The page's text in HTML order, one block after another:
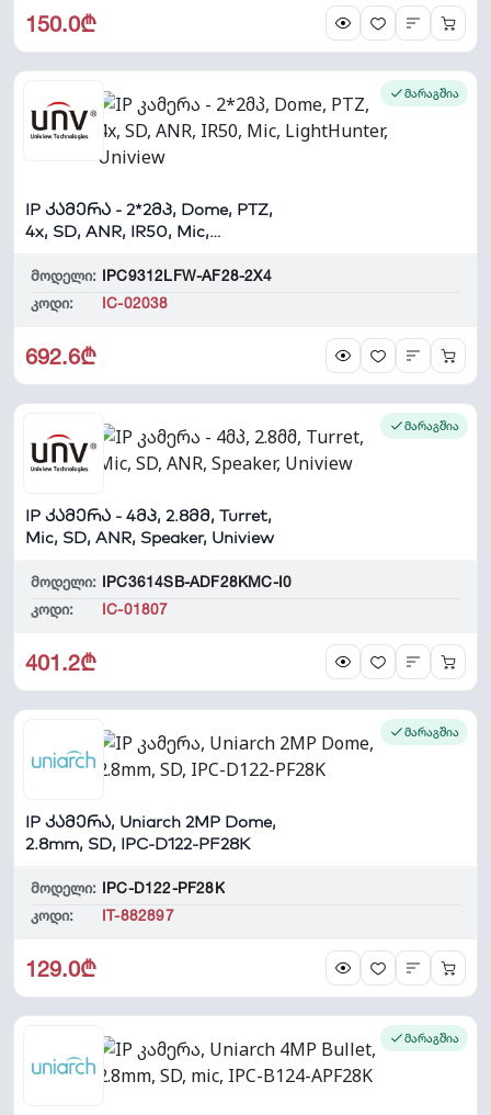
150.0₾
მარაგშია
IP კამერა - 2*2მპ, Dome, PTZ,
4x, SD, ANR, IR50, Mic,
მოდელი: IPC9312LFW-AF28-2X4
კოდი:
IC-02038
692.6₾
მარაგშია
IP კამერა - 4მპ, 2.8მმ, Turret,
Mic, SD, ANR, Speaker, Uniview
მოდელი: IPC3614SB-ADF28KMC-I0
კოდი:
IC-01807
401.2₾
მარაგშია
IP კამერა, Uniarch 2MP Dome,
2.8mm, SD, IPC-D122-PF28K
მოდელი: IPC-D122-PF28K
კოდი:
IT-882897
129.0₾
მარაგშია